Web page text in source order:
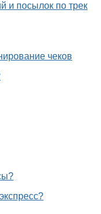
и посылок по трек
чеков